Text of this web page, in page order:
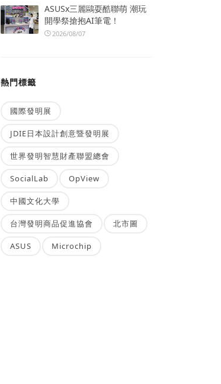
ASUSx三麗鷗耍酷聯萌 潮玩
開學祭搶抱AI筆電！
2026/08/07
熱門標籤
國際發明展
JDIE日本設計創意暨發明展
世界發明智慧財產聯盟總會
SocialLab OpView
中國文化大學
台灣發明商品促進協會 北市圖
ASUS Microchip